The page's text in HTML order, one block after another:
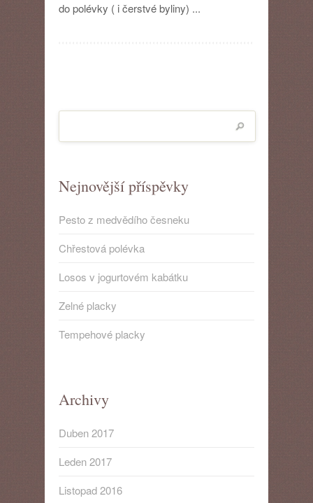
červenou
ořechy
do polévky ( i čerstvé byliny) ...
Nejnovější příspěvky
Pesto z medvědího česneku
Chřestová polévka
Losos v jogurtovém kabátku
Zelné placky
Tempehové placky
Archivy
Duben 2017
Leden 2017
Listopad 2016